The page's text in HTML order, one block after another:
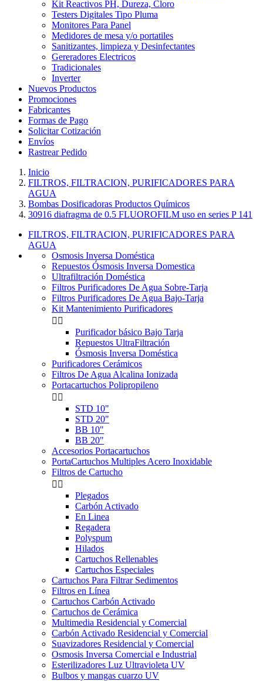
Kit Reactivos PH, Dureza, Cloro
Testers Digitales Tipo Pluma
Monitores Para Panel
Medidores de mesa y/o portatiles
Sanitizantes, limpieza y Desinfectantes
Gereradores Electricos
Tradicionales
Inverter
Nuevos Productos
Promociones
Fabricantes
Formas de Pago
Solicitar Cotización
Envíos
Rastrear Pedido
Inicio
FILTROS, FILTRACION, PURIFICADORES PARA
AGUA
Bombas Dosificadoras Productos Químicos
30916 diafragma de 0.5 FLUOROFILM uso en series P 141
FILTROS, FILTRACION, PURIFICADORES PARA
AGUA
Osmosis Inversa Doméstica
Repuestos Ósmosis Inversa Domestica
Ultrafiltración Doméstica
Filtros Purificadores De Agua Sobre-Tarja
Filtros Purificadores De Agua Bajo-Tarja
Kit Mantenimiento Purificadores
 
Purificador básico Bajo Tarja
Repuestos UltraFiltración
Ósmosis Inversa Doméstica
Purificadores Cerámicos
Filtros De Agua Alcalina Ionizada
Portacartuchos Polipropileno
 
STD 10"
STD 20"
BB 10"
BB 20"
Accesorios Portacartuchos
PortaCartuchos Multiples Acero Inoxidable
Filtros de Cartucho
 
Plegados
Carbón Activado
En Linea
Regadera
Polyspum
Hilados
Cartuchos Rellenables
Cartuchos Especiales
Cartuchos Para Filtrar Sedimentos
Filtros en Línea
Cartuchos Carbón Activado
Cartuchos de Cerámica
Multimedia Residencial y Comercial
Carbón Activado Residencial y Comercial
Suavizadores Residencial y Comercial
Osmosis Inversa Comercial e Industrial
Esterilizadores Luz Ultravioleta UV
Bulbos y mangas cuarzo UV